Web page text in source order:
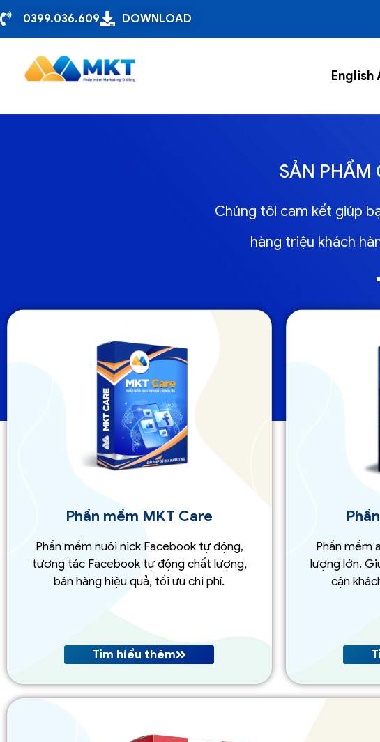
0399.036.609 DOWNLOAD
SẢN PHẨM
Chúng tôi cam kết giúp
hàng triệu khách
Phần mềm MKT Care
Phần mềm nuôi nick Facebook tự động,
tương tác Facebook tự động chất lượng,
bán hàng hiệu quả, tối ưu chi phí.
Tìm hiểu thêm
Phần mềm
lượng lớn.
cận